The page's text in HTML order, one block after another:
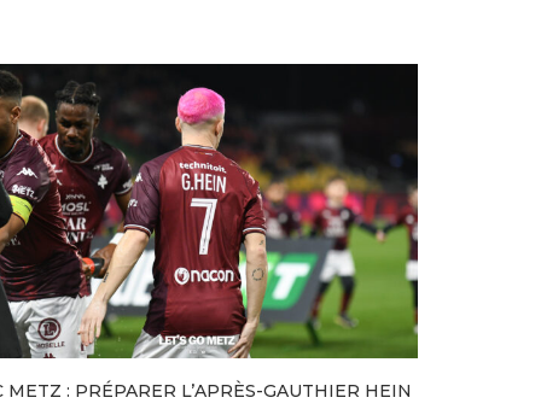
METZ : PRÉPARER L’APRÈS-GAUTHIER HEIN